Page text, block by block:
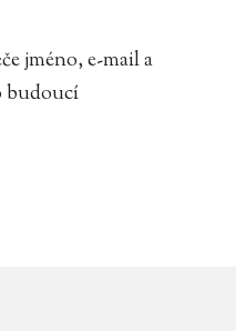
jméno, e-mail a
budoucí